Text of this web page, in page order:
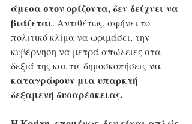
άμεσα στον ορίζοντα, δεν δείχνει να
βιάζεται. Αντιθέτως, αφήνει το
πολιτικό κλίμα να ωριμάσει, την
κυβέρνηση να μετρά απώλειες στα
δεξιά της και τις δημοσκοπήσεις να
καταγράφουν μια υπαρκτή
δεξαμενή δυσαρέσκειας.